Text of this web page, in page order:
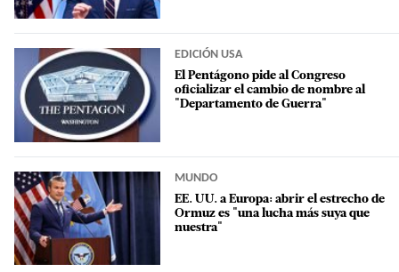
EDICIÓN USA
El Pentágono pide al Congreso
oficializar el cambio de nombre al
"Departamento de Guerra"
MUNDO
EE. UU. a Europa: abrir el estrecho de
Ormuz es "una lucha más suya que
nuestra"